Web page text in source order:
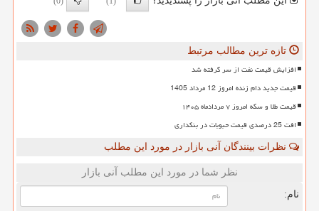
تازه ترین مطالب مرتبط
افزایش قیمت نفت از سر گرفته شد
قیمت جدید دام زنده امروز 12 مرداد 1405
قیمت طلا و سکه امروز ۷ مردادماه ۱۴۰۵
افت 25 درصدی قیمت حبوبات در بنکداری
نظرات بینندگان آنی بازار در مورد این مطلب
نظر شما در مورد این مطلب آنی بازار
نام: